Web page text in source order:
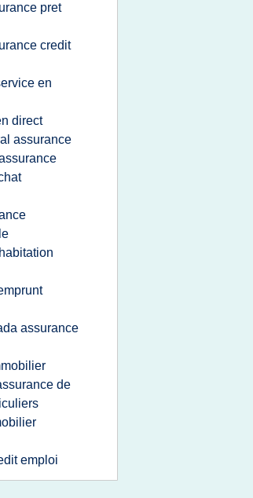
pret
credit
en
direct
assurance
assurance
de
emploi